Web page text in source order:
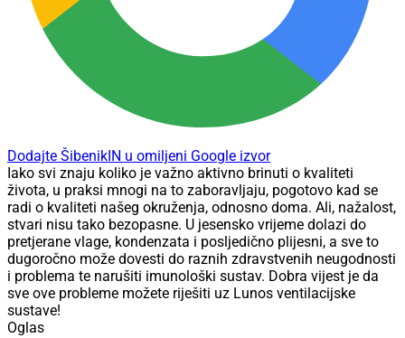
Dodajte ŠibenikIN u omiljeni Google izvor
Iako svi znaju koliko je važno aktivno brinuti o kvaliteti
života, u praksi mnogi na to zaboravljaju, pogotovo kad se
radi o kvaliteti našeg okruženja, odnosno doma. Ali, nažalost,
stvari nisu tako bezopasne. U jesensko vrijeme dolazi do
pretjerane vlage, kondenzata i posljedično plijesni, a sve to
dugoročno može dovesti do raznih zdravstvenih neugodnosti
i problema te narušiti imunološki sustav. Dobra vijest je da
sve ove probleme možete riješiti uz Lunos ventilacijske
sustave!
Oglas